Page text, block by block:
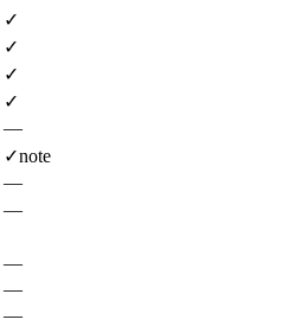
✓
✓
✓
✓
—
✓note
—
—
—
—
—